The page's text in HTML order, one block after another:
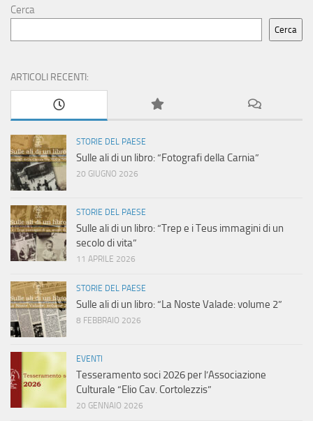
Cerca
Cerca
ARTICOLI RECENTI:
STORIE DEL PAESE
Sulle ali di un libro: “Fotografi della Carnia”
20 GIUGNO 2026
STORIE DEL PAESE
Sulle ali di un libro: “Trep e i Teus immagini di un
secolo di vita”
11 APRILE 2026
STORIE DEL PAESE
Sulle ali di un libro: “La Noste Valade: volume 2”
8 FEBBRAIO 2026
EVENTI
Tesseramento soci 2026 per l’Associazione
Culturale “Elio Cav. Cortolezzis”
20 GENNAIO 2026